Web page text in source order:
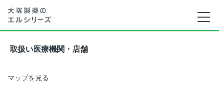
取扱い医療機関・店舗
マップを見る